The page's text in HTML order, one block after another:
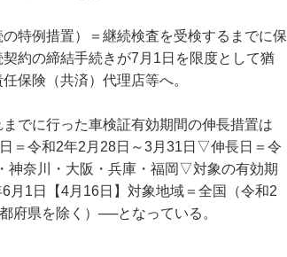
特例措置）＝継続検査を受検するまでに保
約の締結手続きが7月1日を限度として猶
保険（共済）代理店等へ。
でに行った車検証有効期間の伸長措置は
＝令和2年2月28日～3月31日▽伸長日＝令
神奈川・大阪・兵庫・福岡▽対象の有効期
1日【4月16日】対象地域＝全国（令和2
府県を除く）──となっている。